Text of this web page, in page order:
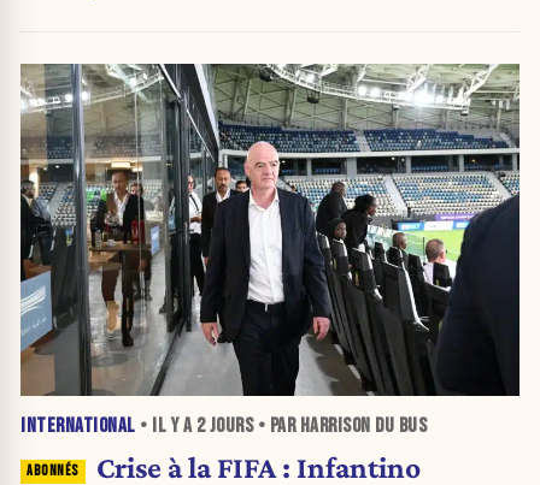
INTERNATIONAL • IL Y A 2 JOURS• PAR HARRISON DU BUS
Crise à la FIFA : Infantino